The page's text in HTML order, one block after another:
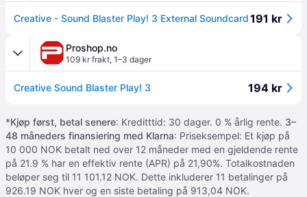
Creative - Sound Blaster Play! 3 External Soundcard191 kr
Proshop.no
109 kr frakt, 1–3 dager
Creative Sound Blaster Play! 3 194 kr
*Kjøp først, betal senere: Kreditttid: 30 dager. 0 % årlig rente. 3–
48 måneders finansiering med Klarna: Priseksempel: Et kjøp på
10 000 NOK betalt ned over 12 måneder med en gjeldende rente
på 21.9 % har en effektiv rente (APR) på 21,90%. Totalkostnaden
beløper seg til 11 101.12 NOK. Dette inkluderer 11 betalinger på
926.19 NOK hver og en siste betaling på 913,04 NOK.